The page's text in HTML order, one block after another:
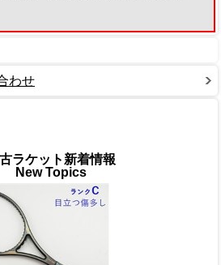
わせ
ラケット新着情報
New Topics